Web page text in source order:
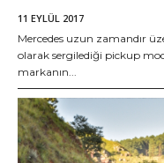
11 EYLÜL 2017
Mercedes uzun zamandır
olarak sergilediği pickup
markanın...